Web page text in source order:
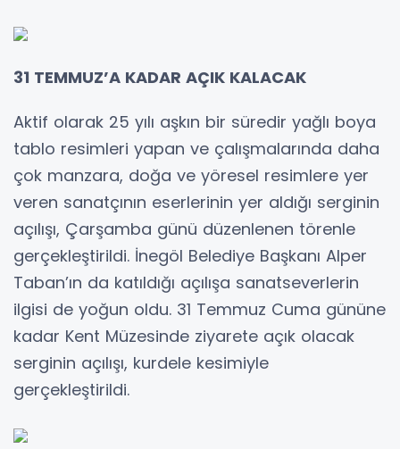
31 TEMMUZ’A KADAR AÇIK KALACAK
Aktif olarak 25 yılı aşkın bir süredir yağlı boya
tablo resimleri yapan ve çalışmalarında daha
çok manzara, doğa ve yöresel resimlere yer
veren sanatçının eserlerinin yer aldığı serginin
açılışı, Çarşamba günü düzenlenen törenle
gerçekleştirildi. İnegöl Belediye Başkanı Alper
Taban’ın da katıldığı açılışa sanatseverlerin
ilgisi de yoğun oldu. 31 Temmuz Cuma gününe
kadar Kent Müzesinde ziyarete açık olacak
serginin açılışı, kurdele kesimiyle
gerçekleştirildi.